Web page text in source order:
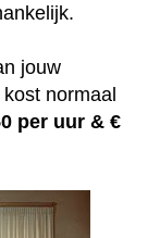
jouw
normaal
per uur & €